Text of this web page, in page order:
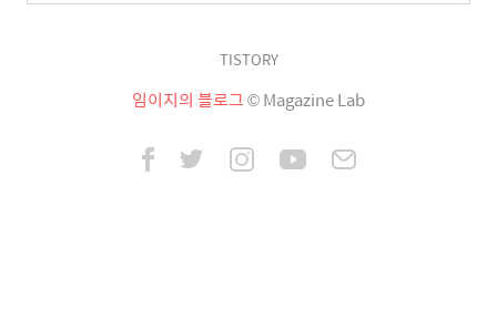
TISTORY
임이지의 블로그© Magazine Lab